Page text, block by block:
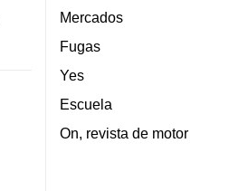
Mercados
Fugas
Yes
Escuela
On, revista de motor